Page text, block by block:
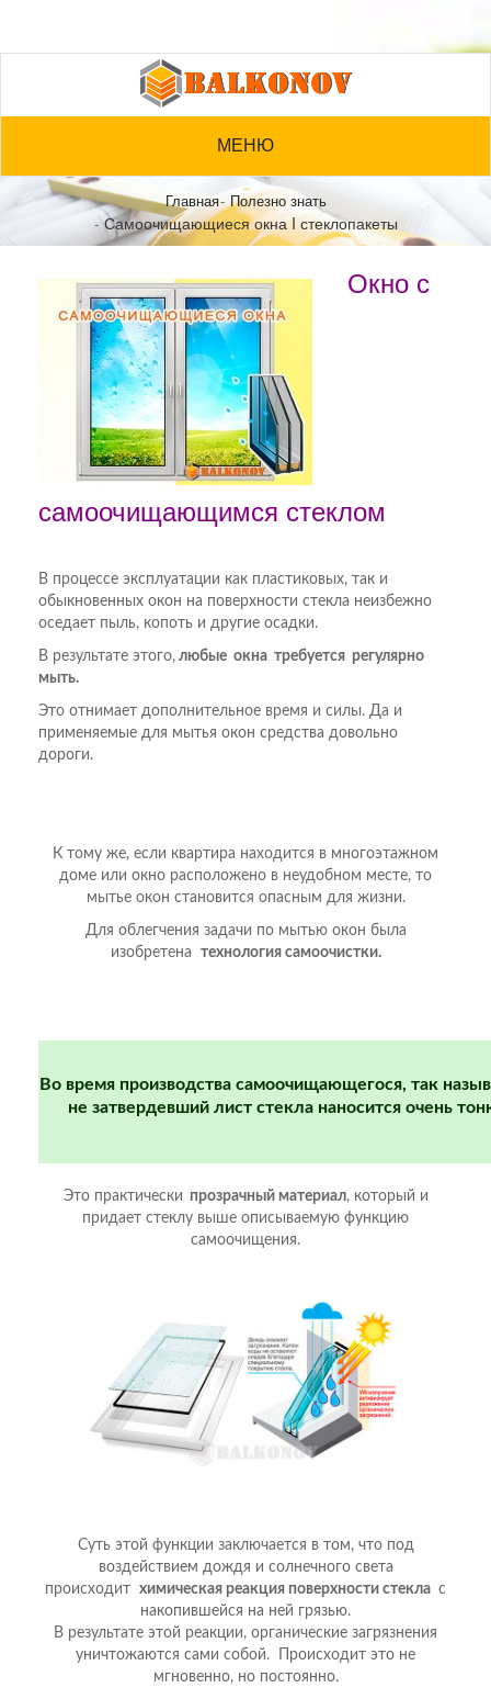
МЕНЮ
Главная Полезно знать
Самоочищающиеся окна I стеклопакеты
Окно с
самоочищающимся стеклом
В процессе эксплуатации как пластиковых, так и
обыкновенных окон на поверхности стекла неизбежно
оседает пыль, копоть и другие осадки.
В результате этого, любые окна требуется регулярно
мыть.
Это отнимает дополнительное время и силы. Да и
применяемые для мытья окон средства довольно
дороги.
К тому же, если квартира находится в многоэтажном
доме или окно расположено в неудобном месте, то
мытье окон становится опасным для жизни.
Для облегчения задачи по мытью окон была
изобретена технология самоочистки.
Во время производства самоочищающегося, так
не затвердевший лист стекла наносится очень
Это практически прозрачный материал, который и
придает стеклу выше описываемую функцию
самоочищения.
Суть этой функции заключается в том, что под
воздействием дождя и солнечного света
происходит химическая реакция поверхности стекла с
накопившейся на ней грязью.
В результате этой реакции, органические загрязнения
уничтожаются сами собой. Происходит это не
мгновенно, но постоянно.